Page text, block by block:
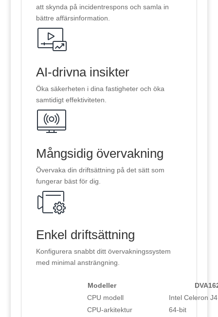
att skynda på incidentrespons och samla in
bättre affärsinformation.
AI-drivna insikter
Öka säkerheten i dina fastigheter och öka
samtidigt effektiviteten.
Mångsidig övervakning
Övervaka din driftsättning på det sätt som
fungerar bäst för dig.
Enkel driftsättning
Konfigurera snabbt ditt övervakningssystem
med minimal ansträngning.
Modeller
CPU modell
Intel Celeron
CPU-arkitektur
64-bit